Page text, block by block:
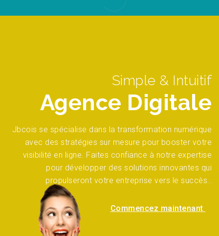
Simple & Intuitif
Agence Digitale
Jbcois se spécialise dans la transformation numérique
avec des stratégies sur mesure pour booster votre
visibilité en ligne. Faites confiance à notre expertise
pour développer des solutions innovantes qui
propulseront votre entreprise vers le succès..
Commencez maintenant